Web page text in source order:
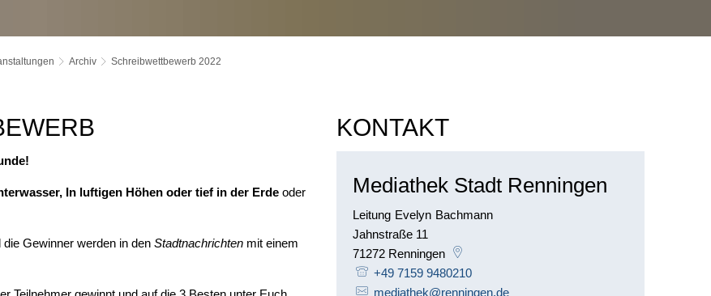
Archiv Schreibwettbewerb 2022
In luftigen Höhen oder tief in der Erde oder
Gewinner werden in den Stadtnachrichten mit einem
KONTAKT
Mediathek Stadt Renningen
Leitung Evelyn Bachmann
Jahnstraße 11
71272 Renningen
+49 7159 9480210
mediathek@renningen.de